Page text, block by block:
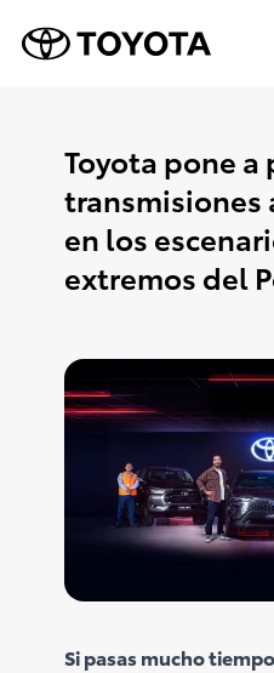
Encuentra tu Toyota
Compra tu Toyota
Servicios Toyota
Mundo Toyota
Contáctanos
Consultas
Toyota pone a
transmisiones
en los
extremos del
Si pasas mucho